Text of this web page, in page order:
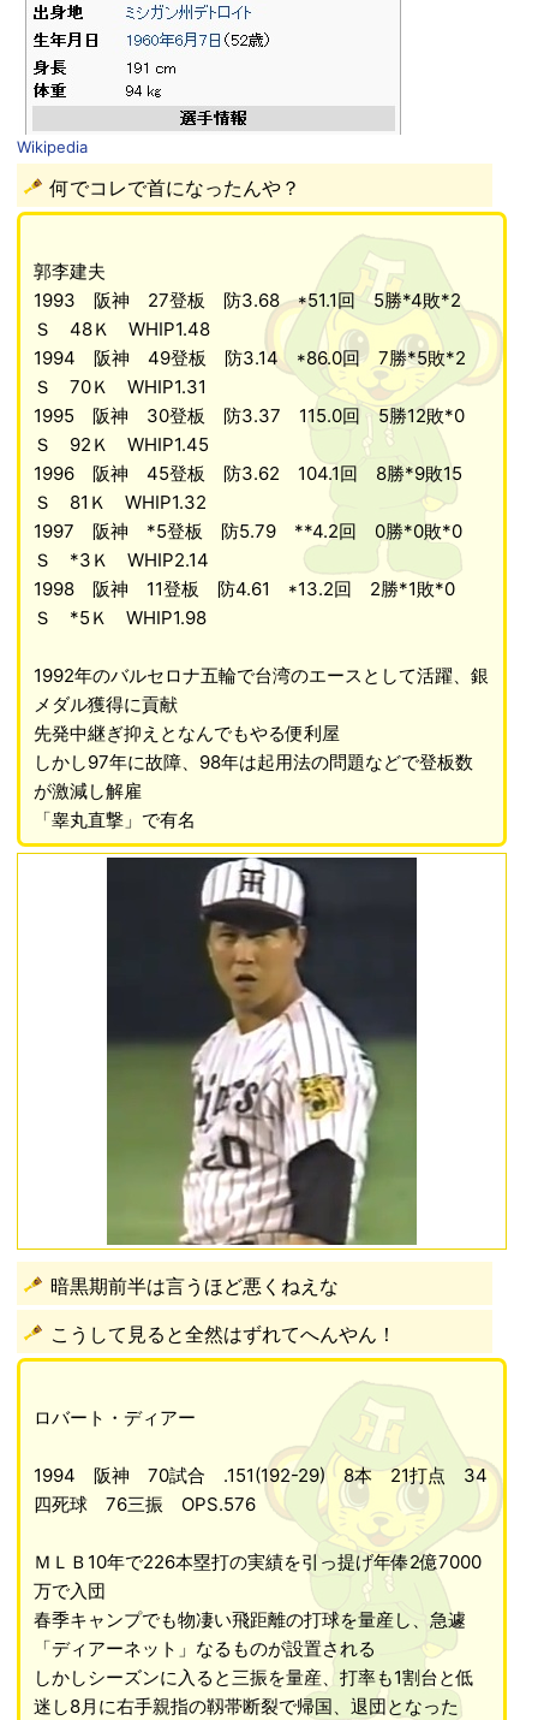
Wikipedia
何でコレで首になったんや？
郭李建夫
1993 阪神 27登板 防3.68 *51.1回 5勝*4敗*2
Ｓ 48Ｋ WHIP1.48
1994 阪神 49登板 防3.14 *86.0回 7勝*5敗*2
Ｓ 70Ｋ WHIP1.31
1995 阪神 30登板 防3.37 115.0回 5勝12敗*0
Ｓ 92Ｋ WHIP1.45
1996 阪神 45登板 防3.62 104.1回 8勝*9敗15
Ｓ 81Ｋ WHIP1.32
1997 阪神 *5登板 防5.79 **4.2回 0勝*0敗*0
Ｓ *3Ｋ WHIP2.14
1998 阪神 11登板 防4.61 *13.2回 2勝*1敗*0
Ｓ *5Ｋ WHIP1.98
1992年のバルセロナ五輪で台湾のエースとして活躍、銀
メダル獲得に貢献
先発中継ぎ抑えとなんでもやる便利屋
しかし97年に故障、98年は起用法の問題などで登板数
が激減し解雇
「睾丸直撃」で有名
暗黒期前半は言うほど悪くねえな
こうして見ると全然はずれてへんやん！
ロバート・ディアー
1994 阪神 70試合 .151(192-29) 8本 21打点 34
四死球 76三振 OPS.576
ＭＬＢ10年で226本塁打の実績を引っ提げ年俸2億7000
万で入団
春季キャンプでも物凄い飛距離の打球を量産し、急遽
「ディアーネット」なるものが設置される
しかしシーズンに入ると三振を量産、打率も1割台と低
迷し8月に右手親指の靱帯断裂で帰国、退団となった